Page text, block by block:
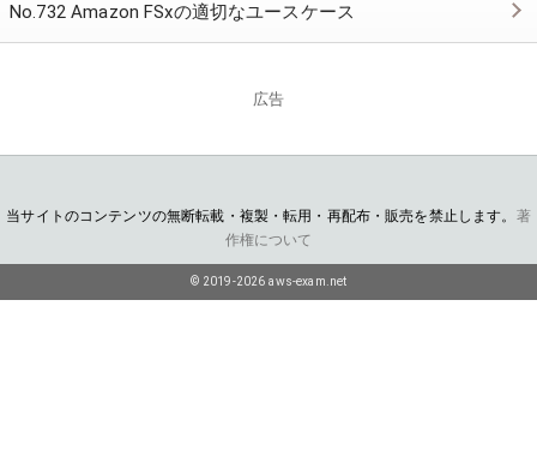
No.732 Amazon FSxの適切なユースケース
広告
当サイトのコンテンツの無断転載・複製・転用・再配布・販売を禁止します。 著
作権について
© 2019-2026 aws-exam.net